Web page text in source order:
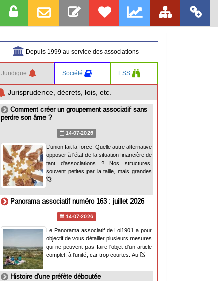
Depuis 1999 au service des associations
Juridique Société ESS
Jurisprudence, décrets, lois, etc.
Comment créer un groupement associatif sans
perdre son âme ?
14-07-2026
L'union fait la force. Quelle autre alternative
opposer à l'état de la situation financière de
tant d'associations ? Nos structures,
souvent petites par la taille, mais grandes
Panorama associatif numéro 163 : juillet 2026
14-07-2026
Le Panorama associatif de Loi1901 a pour
objectif de vous détailler plusieurs mesures
qui ne peuvent pas faire l'objet d'un article
complet, à l'unité, car trop courtes. Au
Histoire d'une préfète déboutée